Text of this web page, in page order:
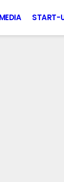
MEDIA START-